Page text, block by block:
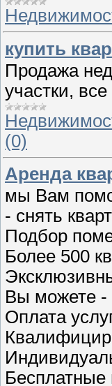
купить
Продажа
участки,
(0)
Аренда
мы Вам
- снять
Подбор
Более 500
Вы можете -
Оплата
Бесплатные